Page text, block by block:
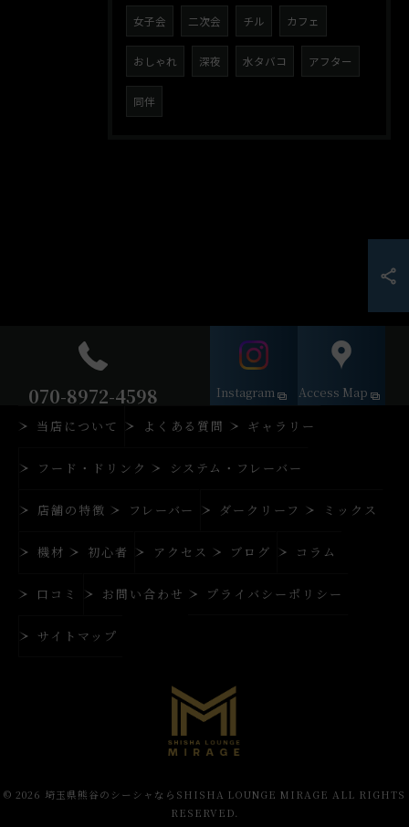
女子会 二次会 チル カフェ
おしゃれ 深夜 水タバコ アフター
同伴
070-8972-4598 Instagram
Access Map
当店について
よくある質問 ギャラリー
フード・ドリンク システム・フレーバー
店舗の特徴 フレーバー ダークリーフ ミックス
機材 初心者 アクセス ブログ コラム
口コミ お問い合わせ プライバシーポリシー
サイトマップ
© 2026 埼玉県熊谷のシーシャならSHISHA LOUNGE MIRAGE ALL RIGHTS
RESERVED.